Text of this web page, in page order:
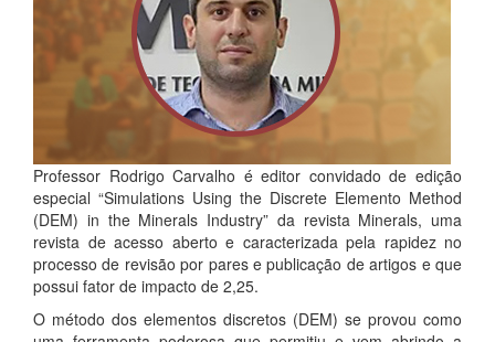
Professor Rodrigo Carvalho é editor convidado de edição
especial “Simulations Using the Discrete Elemento Method
(DEM) in the Minerals Industry” da revista Minerals, uma
revista de acesso aberto e caracterizada pela rapidez no
processo de revisão por pares e publicação de artigos e que
possui fator de impacto de 2,25.
O método dos elementos discretos (DEM) se provou como